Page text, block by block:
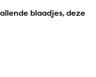
blaadjes, deze